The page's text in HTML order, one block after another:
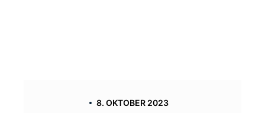
8. OKTOBER 2023